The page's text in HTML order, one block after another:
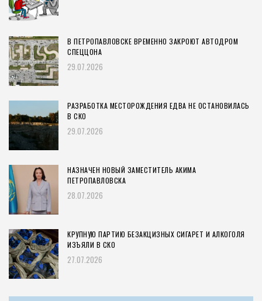
В ПЕТРОПАВЛОВСКЕ ВРЕМЕННО ЗАКРОЮТ АВТОДРОМ
СПЕЦЦОНА
29.07.2026
РАЗРАБОТКА МЕСТОРОЖДЕНИЯ ЕДВА НЕ ОСТАНОВИЛАСЬ
В СКО
29.07.2026
НАЗНАЧЕН НОВЫЙ ЗАМЕСТИТЕЛЬ АКИМА
ПЕТРОПАВЛОВСКА
28.07.2026
КРУПНУЮ ПАРТИЮ БЕЗАКЦИЗНЫХ СИГАРЕТ И АЛКОГОЛЯ
ИЗЪЯЛИ В СКО
27.07.2026